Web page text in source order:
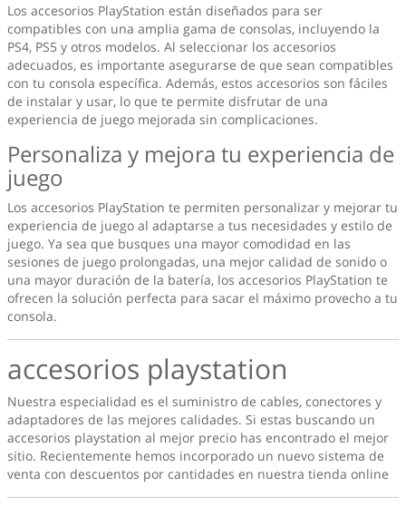
Los accesorios PlayStation están diseñados para ser
compatibles con una amplia gama de consolas, incluyendo la
PS4, PS5 y otros modelos. Al seleccionar los accesorios
adecuados, es importante asegurarse de que sean compatibles
con tu consola específica. Además, estos accesorios son fáciles
de instalar y usar, lo que te permite disfrutar de una
experiencia de juego mejorada sin complicaciones.
Personaliza y mejora tu experiencia de
juego
Los accesorios PlayStation te permiten personalizar y mejorar tu
experiencia de juego al adaptarse a tus necesidades y estilo de
juego. Ya sea que busques una mayor comodidad en las
sesiones de juego prolongadas, una mejor calidad de sonido o
una mayor duración de la batería, los accesorios PlayStation te
ofrecen la solución perfecta para sacar el máximo provecho a tu
consola.
accesorios playstation
Nuestra especialidad es el suministro de cables, conectores y
adaptadores de las mejores calidades. Si estas buscando un
accesorios playstation al mejor precio has encontrado el mejor
sitio. Recientemente hemos incorporado un nuevo sistema de
venta con descuentos por cantidades en nuestra tienda online